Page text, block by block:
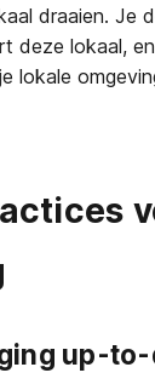
draaien. Je
deze lokaal,
lokale
up-